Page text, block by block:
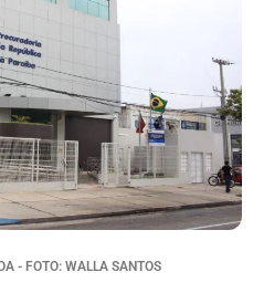
- FOTO: WALLA SANTOS